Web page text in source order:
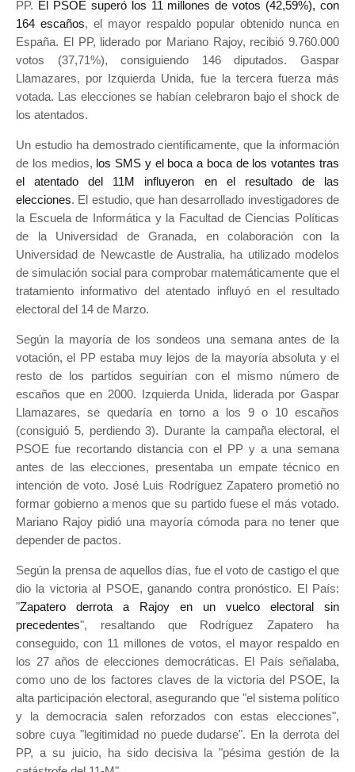
PP. El PSOE superó los 11 millones de votos (42,59%), con
164 escaños, el mayor respaldo popular obtenido nunca en
España. El PP, liderado por Mariano Rajoy, recibió 9.760.000
votos (37,71%), consiguiendo 146 diputados. Gaspar
Llamazares, por Izquierda Unida, fue la tercera fuerza más
votada. Las elecciones se habían celebraron bajo el shock de
los atentados.
Un estudio ha demostrado científicamente, que la información
de los medios, los SMS y el boca a boca de los votantes tras
el atentado del 11M influyeron en el resultado de las
elecciones. El estudio, que han desarrollado investigadores de
la Escuela de Informática y la Facultad de Ciencias Políticas
de la Universidad de Granada, en colaboración con la
Universidad de Newcastle de Australia, ha utilizado modelos
de simulación social para comprobar matemáticamente que el
tratamiento informativo del atentado influyó en el resultado
electoral del 14 de Marzo.
Según la mayoría de los sondeos una semana antes de la
votación, el PP estaba muy lejos de la mayoría absoluta y el
resto de los partidos seguirían con el mismo número de
escaños que en 2000. Izquierda Unida, liderada por Gaspar
Llamazares, se quedaría en torno a los 9 o 10 escaños
(consiguió 5, perdiendo 3). Durante la campaña electoral, el
PSOE fue recortando distancia con el PP y a una semana
antes de las elecciones, presentaba un empate técnico en
intención de voto. José Luis Rodríguez Zapatero prometió no
formar gobierno a menos que su partido fuese el más votado.
Mariano Rajoy pidió una mayoría cómoda para no tener que
depender de pactos.
Según la prensa de aquellos días, fue el voto de castigo el que
dio la victoria al PSOE, ganando contra pronóstico. El País:
"Zapatero derrota a Rajoy en un vuelco electoral sin
precedentes", resaltando que Rodríguez Zapatero ha
conseguido, con 11 millones de votos, el mayor respaldo en
los 27 años de elecciones democráticas. El País señalaba,
como uno de los factores claves de la victoria del PSOE, la
alta participación electoral, asegurando que "el sistema político
y la democracia salen reforzados con estas elecciones",
sobre cuya "legitimidad no puede dudarse". En la derrota del
PP, a su juicio, ha sido decisiva la "pésima gestión de la